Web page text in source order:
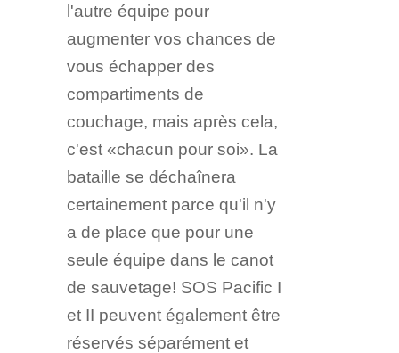
l'autre équipe pour
augmenter vos chances de
vous échapper des
compartiments de
couchage, mais après cela,
c'est «chacun pour soi». La
bataille se déchaînera
certainement parce qu'il n'y
a de place que pour une
seule équipe dans le canot
de sauvetage! SOS Pacific I
et II peuvent également être
réservés séparément et